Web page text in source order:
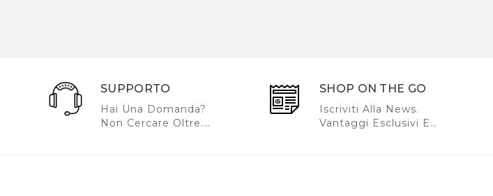
SUPPORTO
Hai Una Domanda?
Non Cercare Oltre.
SHOP ON THE GO
Iscriviti Alla News.
Vantaggi Esclusivi E